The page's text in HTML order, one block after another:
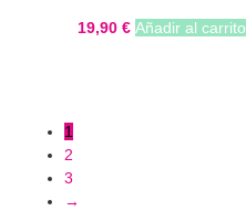
19,90 € Añadir al carrito
1
2
3
→